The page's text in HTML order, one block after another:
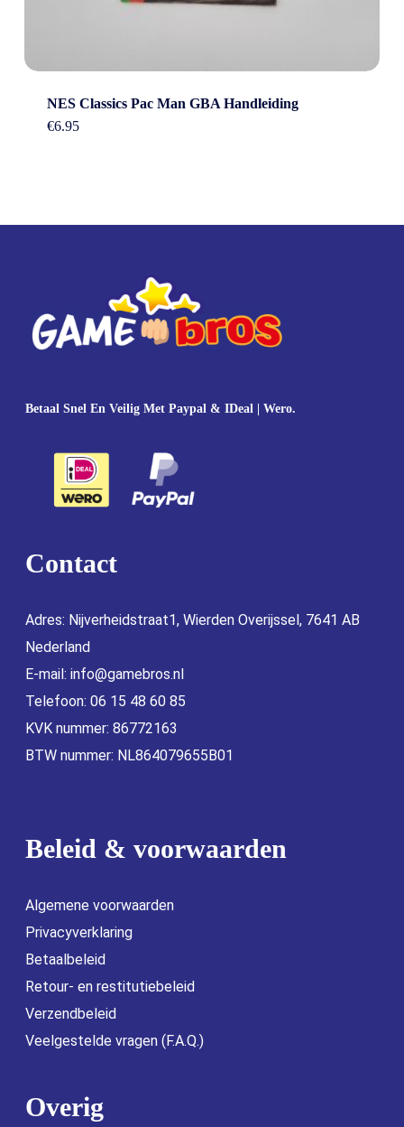
NES Classics Pac Man GBA Handleiding
€6.95
Betaal Snel En Veilig Met Paypal & IDeal | Wero.
Contact
Adres: Nijverheidstraat1, Wierden Overijssel, 7641 AB
Nederland
E-mail: info@gamebros.nl
Telefoon: 06 15 48 60 85
KVK nummer: 86772163
BTW nummer: NL864079655B01
Beleid & voorwaarden
Algemene voorwaarden
Privacyverklaring
Betaalbeleid
Retour- en restitutiebeleid
Verzendbeleid
Veelgestelde vragen (F.A.Q.)
Overig